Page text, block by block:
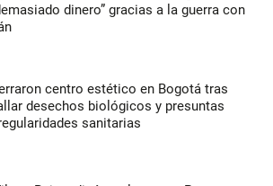
dinero” gracias a la guerra con
centro estético en Bogotá tras
desechos biológicos y presuntas
sanitarias